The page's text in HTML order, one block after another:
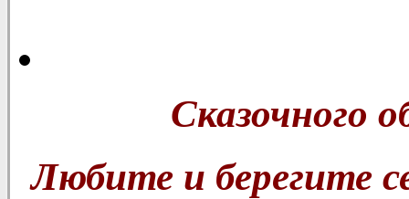
Сказочного
Любите и берегите